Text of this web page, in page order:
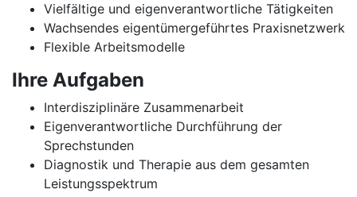
Vielfältige und eigenverantwortliche Tätigkeiten
Wachsendes eigentümergeführtes Praxisnetzwerk
Flexible Arbeitsmodelle
Ihre Aufgaben
Interdisziplinäre Zusammenarbeit
Eigenverantwortliche Durchführung der
Sprechstunden
Diagnostik und Therapie aus dem gesamten
Leistungsspektrum